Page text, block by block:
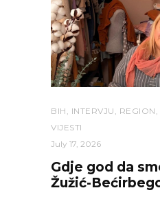
BIH INTERVJU REGION
VIJESTI
July 17, 2026
Gdje god da
Žužić-